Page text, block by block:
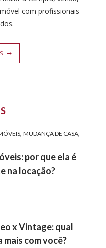
com profissionais
, MUDANÇA DE CASA,
por que ela é
na locação?
x Vintage: qual
com você?